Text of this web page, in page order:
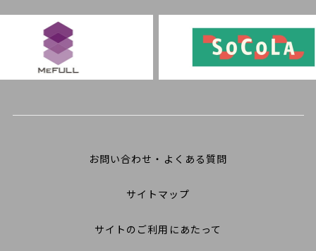
お問い合わせ・よくある質問
サイトマップ
サイトのご利用にあたって